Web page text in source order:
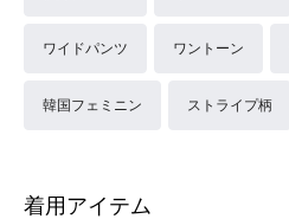
ワイドパンツ ワントーン
韓国フェミニン ストライプ柄
着用アイテム